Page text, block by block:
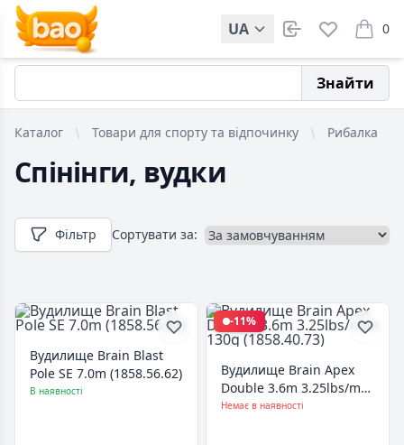
UA 0
items
Знайти
Каталог Товари для спорту та відпочинку Рибалка
Спінінги, вудки
Фільтр Сортувати за:
Вудилище Brain Blast
Pole SE 7.0m (1858.56.62)
В наявності
-11%
Вудилище Brain Apex
Double 3.6m 3.25lbs/max
130g (1858.40.73)
Немає в наявності